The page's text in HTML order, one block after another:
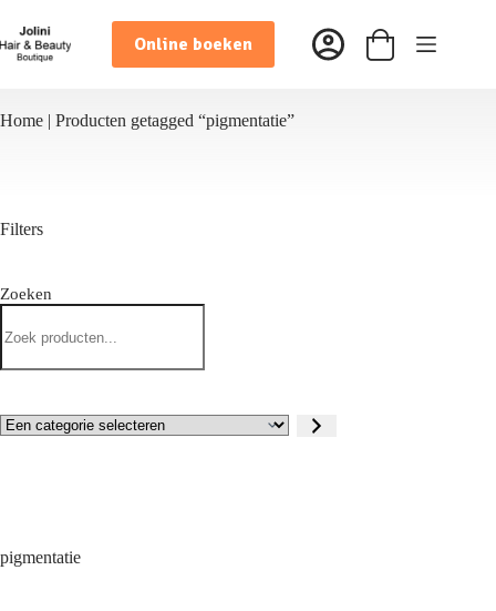
naar
de
inhoud
Online boeken Winkelwagen
Home | Producten getagged “pigmentatie”
pigmentatie
Filters
Zoeken
Een
categorie